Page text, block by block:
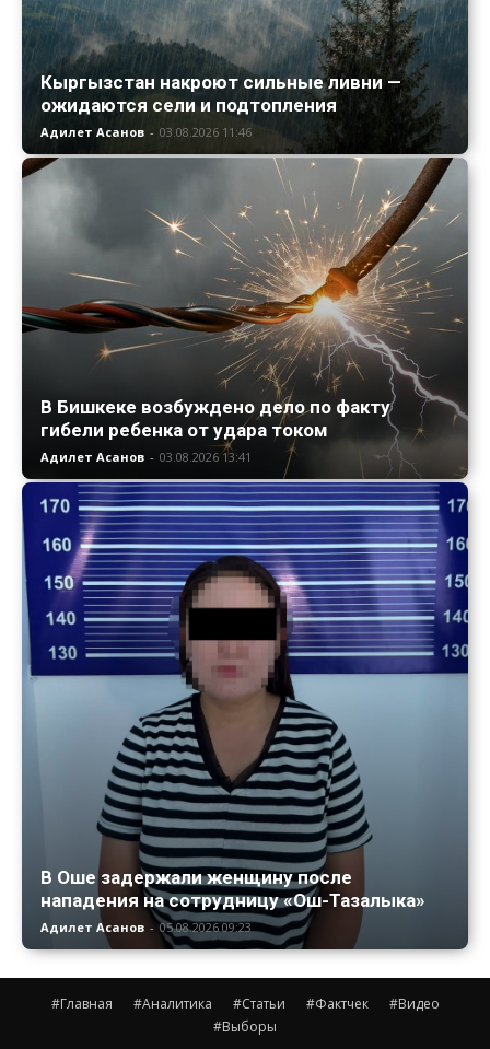
Кыргызстан накроют сильные ливни —
ожидаются сели и подтопления
Адилет Асанов - 03.08.2026 11:46
В Бишкеке возбуждено дело по факту
гибели ребенка от удара током
Адилет Асанов - 03.08.2026 13:41
В Оше задержали женщину после
нападения на сотрудницу «Ош-Тазалыка»
Адилет Асанов - 05.08.2026 09:23
#Главная #Аналитика #Статьи #Фактчек
#Видео
#Выборы